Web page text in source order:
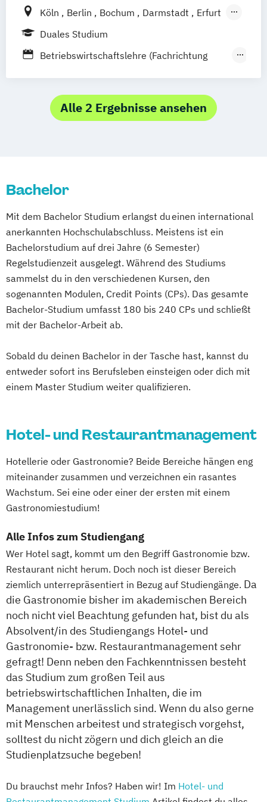
Köln Berlin Bochum Darmstadt
Erfurt
Hamburg
Heidelberg
Online-Campus
Duales Studium
Betriebswirtschaftslehre (Fachrichtung
Hotel- und Tourismusmanagement)
Alle 2 Ergebnisse ansehen
Bachelor
Mit dem Bachelor Studium erlangst du einen international
anerkannten Hochschulabschluss. Meistens ist ein
Bachelorstudium auf drei Jahre (6 Semester)
Regelstudienzeit ausgelegt. Während des Studiums
sammelst du in den verschiedenen Kursen, den
sogenannten Modulen, Credit Points (CPs). Das gesamte
Bachelor-Studium umfasst 180 bis 240 CPs und schließt
mit der Bachelor-Arbeit ab.
Sobald du deinen Bachelor in der Tasche hast, kannst du
entweder sofort ins Berufsleben einsteigen oder dich mit
einem Master Studium weiter qualifizieren.
Hotel- und Restaurantmanagement
Hotellerie oder Gastronomie? Beide Bereiche hängen eng
miteinander zusammen und verzeichnen ein rasantes
Wachstum. Sei eine oder einer der ersten mit einem
Gastronomiestudium!
Alle Infos zum Studiengang
Wer Hotel sagt, kommt um den Begriff Gastronomie bzw.
Restaurant nicht herum. Doch noch ist dieser Bereich
ziemlich unterrepräsentiert in Bezug auf Studiengänge. Da
die Gastronomie bisher im akademischen Bereich
noch nicht viel Beachtung gefunden hat, bist du als
Absolvent/in des Studiengangs Hotel- und
Gastronomie- bzw. Restaurantmanagement sehr
gefragt! Denn neben den Fachkenntnissen besteht
das Studium zum großen Teil aus
betriebswirtschaftlichen Inhalten, die im
Management unerlässlich sind. Wenn du also gerne
mit Menschen arbeitest und strategisch vorgehst,
solltest du nicht zögern und dich gleich an die
Studienplatzsuche begeben!
Du brauchst mehr Infos? Haben wir! Im Hotel- und